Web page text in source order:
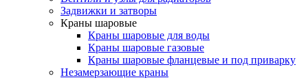
Задвижки и затворы
Краны шаровые
Краны шаровые для воды
Краны шаровые газовые
Краны шаровые фланцевые и под приварку
Незамерзающие краны